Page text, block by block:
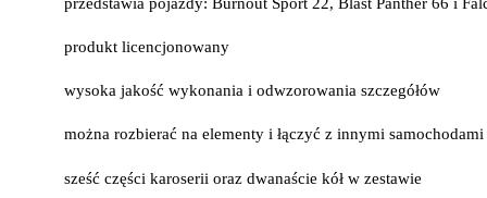
produkt licencjonowany
wysoka jakość wykonania i odwzorowania szczegółów
można rozbierać na elementy i łączyć z innymi samochodami
sześć części karoserii oraz dwanaście kół w zestawie